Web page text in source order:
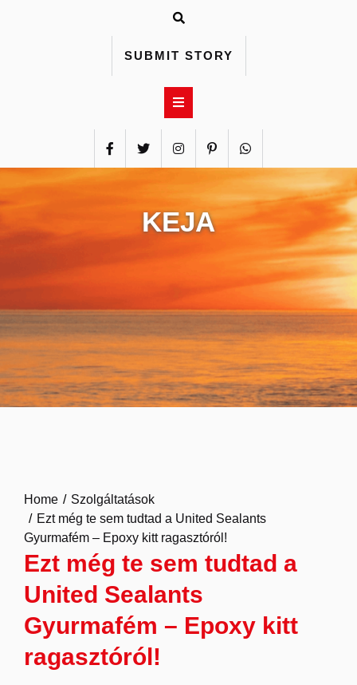
SUBMIT STORY
KEJA
Home
Szolgáltatások
Ezt még te sem tudtad a United Sealants
Gyurmafém – Epoxy kitt ragasztóról!
Ezt még te sem tudtad a
United Sealants
Gyurmafém – Epoxy kitt
ragasztóról!